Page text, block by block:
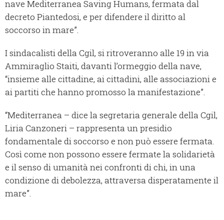
nave Mediterranea Saving Humans, fermata dal
decreto Piantedosi, e per difendere il diritto al
soccorso in mare”.
I sindacalisti della Cgil, si ritroveranno alle 19 in via
Ammiraglio Staiti, davanti l’ormeggio della nave,
“insieme alle cittadine, ai cittadini, alle associazioni e
ai partiti che hanno promosso la manifestazione”.
“Mediterranea – dice la segretaria generale della Cgil,
Liria Canzoneri – rappresenta un presidio
fondamentale di soccorso e non può essere fermata.
Così come non possono essere fermate la solidarietà
e il senso di umanità nei confronti di chi, in una
condizione di debolezza, attraversa disperatamente il
mare”.